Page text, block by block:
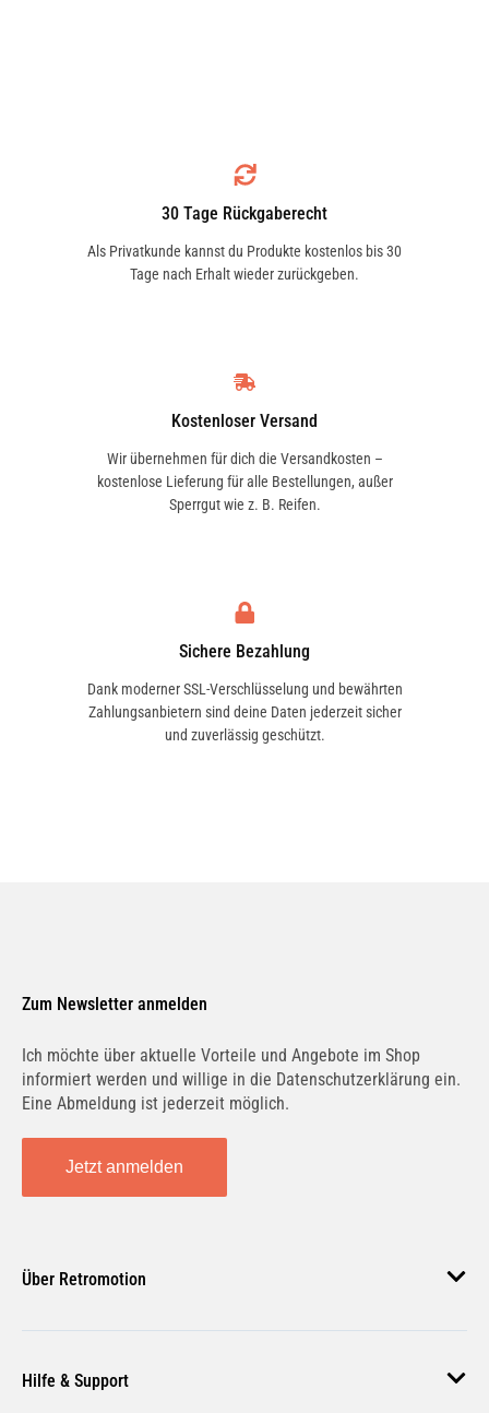
30 Tage Rückgaberecht
Als Privatkunde kannst du Produkte kostenlos bis 30
Tage nach Erhalt wieder zurückgeben.
Kostenloser Versand
Wir übernehmen für dich die Versandkosten –
kostenlose Lieferung für alle Bestellungen, außer
Sperrgut wie z. B. Reifen.
Sichere Bezahlung
Dank moderner SSL-Verschlüsselung und bewährten
Zahlungsanbietern sind deine Daten jederzeit sicher
und zuverlässig geschützt.
Zum Newsletter anmelden
Ich möchte über aktuelle Vorteile und Angebote im Shop
informiert werden und willige in die Datenschutzerklärung ein.
Eine Abmeldung ist jederzeit möglich.
Jetzt anmelden
Über Retromotion
Unsere Jobs
Hilfe & Support